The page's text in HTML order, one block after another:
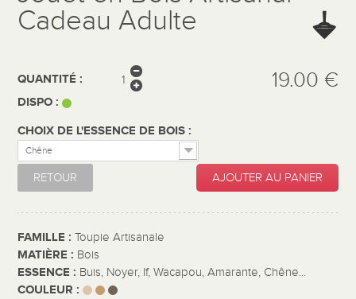
Cadeau Adulte
QUANTITÉ :
DISPO :
19.00 €
CHOIX DE L'ESSENCE DE BOIS :
Chêne
RETOUR AJOUTER AU PANIER
FAMILLE :Toupie Artisanale
MATIÈRE : Bois
ESSENCE : Buis, Noyer, If, Wacapou, Amarante, Chêne...
COULEUR :